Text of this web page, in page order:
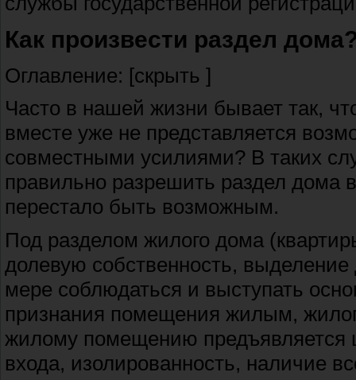
Как произвести раздел
Оглавление: [скрыть ]
Часто в нашей жизни бывает так,
вместе уже не представляется
совместными усилиями? В таких
правильно разрешить раздел дома
перестало быть возможным.
Под разделом жилого дома
долевую собственность,
мере соблюдаться и выступать
признания помещения жилым,
жилому помещению предъявляется
входа, изолированность, наличие